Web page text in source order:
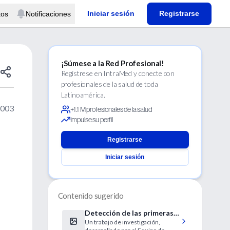
Notificaciones Iniciar sesión Registrarse
¡Súmese a la Red Profesional!
Regístrese en IntraMed y conecte con
profesionales de la salud de toda
Latinoamérica.
+1.1 M profesionales de la salud
Impulse su perfil
Registrarse
Iniciar sesión
Contenido sugerido
Detección de las primeras
resistencias a los fármacos
Un trabajo de investigación,